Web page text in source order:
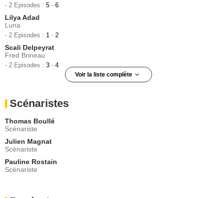
- 2 Episodes : 5 - 6
Lilya Adad
Luna
- 2 Episodes : 1 - 2
Scali Delpeyrat
Fred Brineau
- 2 Episodes : 3 - 4
Voir la liste complète
- 2 Episodes :5-6
Joris
- 2 Episodes :
Anthony Goffi
Fred Brineau 17 ans
- 2 Episodes :3-4
Claire Borotra
Scénaristes
Thomas Boullé
Scénariste
Julien Magnat
Scénariste
Pauline Rostain
Scénariste